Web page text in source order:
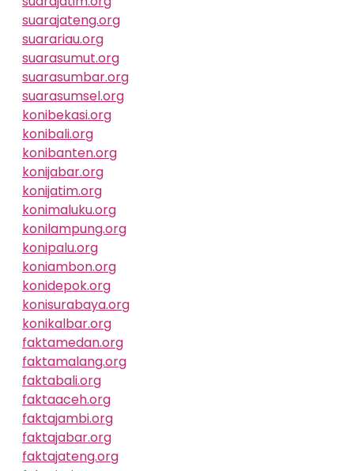
suarajateng.org
suarariau.org
suarasumut.org
suarasumbar.org
suarasumsel.org
konibekasi.org
konibali.org
konibanten.org
konijabar.org
konijatim.org
konimaluku.org
konilampung.org
konipalu.org
koniambon.org
konidepok.org
konisurabaya.org
konikalbar.org
faktamedan.org
faktamalang.org
faktabali.org
faktaaceh.org
faktajambi.org
faktajabar.org
faktajateng.org